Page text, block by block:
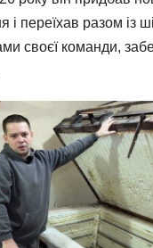
і переїхав разом із
своєї команди,